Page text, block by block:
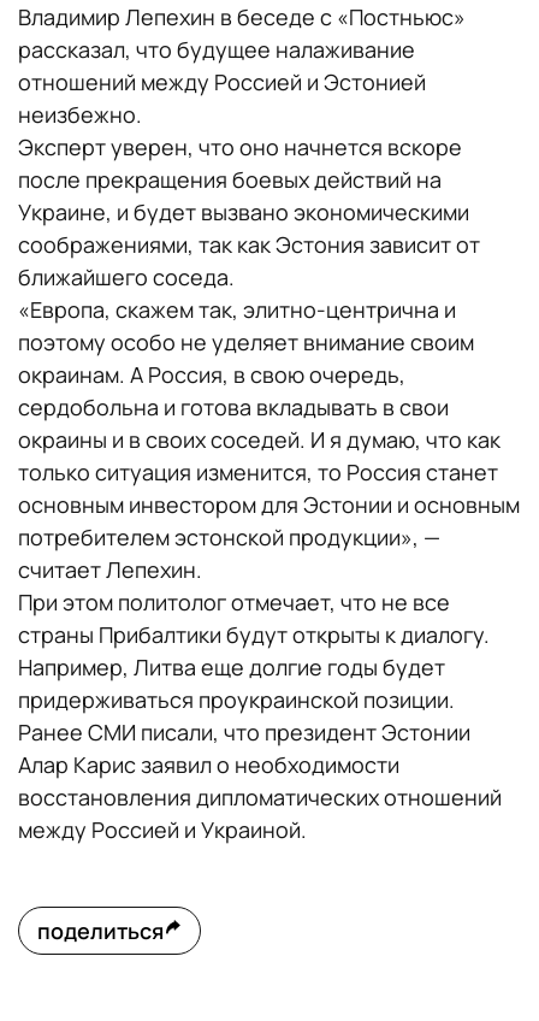
Владимир Лепехин в беседе с «Постньюс»
рассказал, что будущее налаживание
отношений между Россией и Эстонией
неизбежно.
Эксперт уверен, что оно начнется вскоре
после прекращения боевых действий на
Украине, и будет вызвано экономическими
соображениями, так как Эстония зависит от
ближайшего соседа.
«Европа, скажем так, элитно-центрична и
поэтому особо не уделяет внимание своим
окраинам. А Россия, в свою очередь,
сердобольна и готова вкладывать в свои
окраины и в своих соседей. И я думаю, что как
только ситуация изменится, то Россия станет
основным инвестором для Эстонии и основным
потребителем эстонской продукции», —
считает Лепехин.
При этом политолог отмечает, что не все
страны Прибалтики будут открыты к диалогу.
Например, Литва еще долгие годы будет
придерживаться проукраинской позиции.
Ранее СМИ писали, что президент Эстонии
Алар Карис заявил о необходимости
восстановления дипломатических отношений
между Россией и Украиной.
поделиться